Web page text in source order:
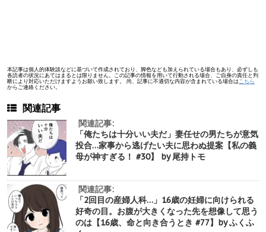
本記事は個人的体験談などに基づいて作成されており、脚色なども加えられている場合もあり、必ずしも
各読者の状況にあてはまるとは限りません。この記事の情報を用いて行動される場合、ご自身の責任と判
断により対応いただけますようお願い致します。 尚、記事に不適切な内容が含まれている場合は こちら
からご連絡ください。
関連記事
関連記事:
「俺たちは十分いい夫だ」妻任せの男たちが意気
投合…家事から逃げたい夫に思わぬ提案【私の義
母が神すぎる！ #30】 by 尾持トモ
関連記事:
「2回目の産婦人科…」16歳の妊婦に向けられる
好奇の目。お腹が大きくなった先を想像して思う
のは【16歳、命と向き合うとき #77】by ふくふ